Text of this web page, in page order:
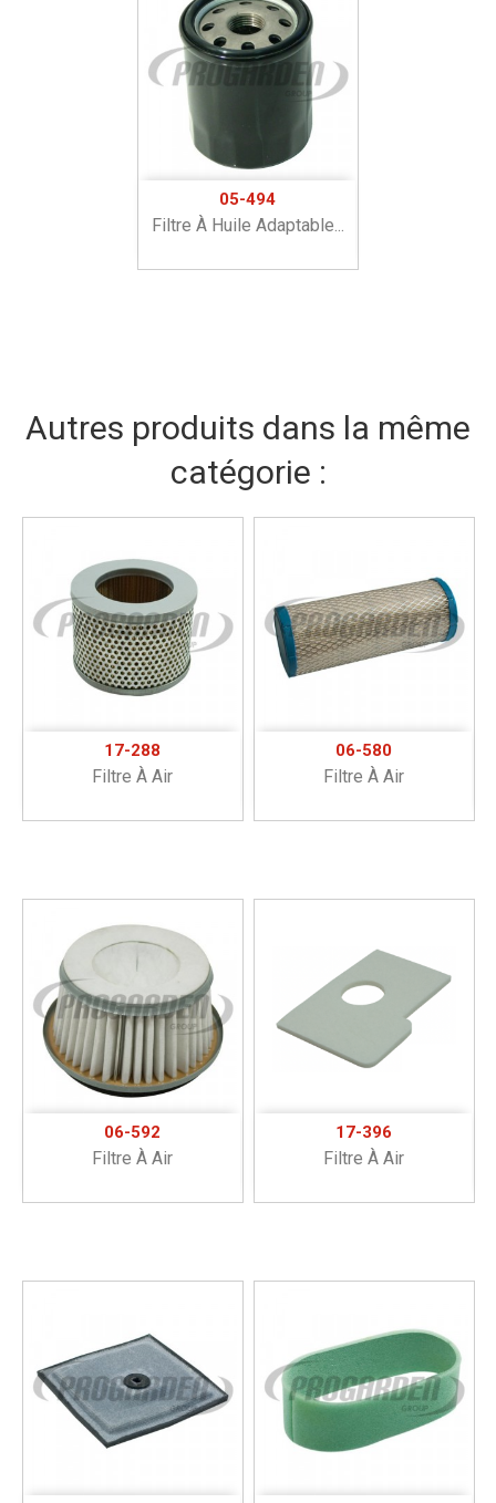
05-494
Filtre À Huile Adaptable...
Autres produits dans la même
catégorie :
17-288
Filtre À Air
06-580
Filtre À Air
06-592
Filtre À Air
17-396
Filtre À Air